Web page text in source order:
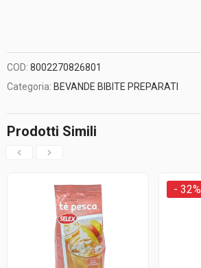
COD: 8002270826801
Categoria: BEVANDE BIBITE PREPARATI
Prodotti Simili
- 32%